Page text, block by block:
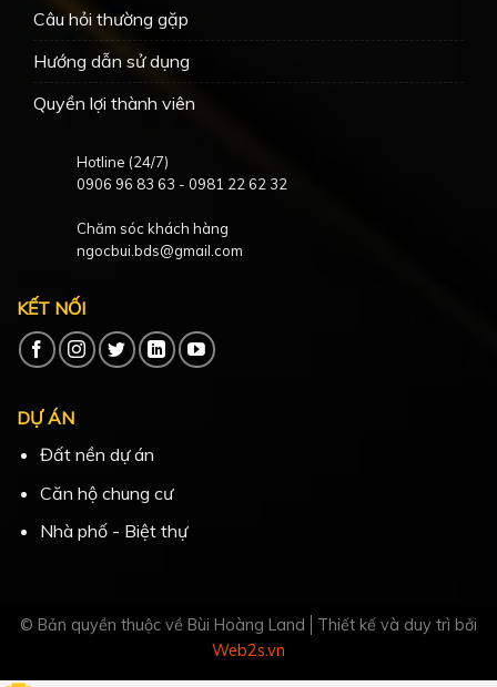
Câu hỏi thường gặp
Hướng dẫn sử dụng
Quyền lợi thành viên
Hotline (24/7)
0906 96 83 63 - 0981 22 62 32
Chăm sóc khách hàng
ngocbui.bds@gmail.com
KẾT NỐI
DỰ ÁN
Đất nền dự án
Căn hộ chung cư
Nhà phố - Biệt thự
© Bản quyền thuộc về Bùi Hoàng Land
Thiết kế và duy trì bởi
Web2s.vn